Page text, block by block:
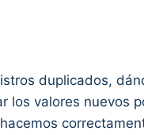
duplicados,
los valores nuevos